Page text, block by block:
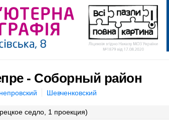
- Соборный район
Шевченковский
седло, 1 проекция)